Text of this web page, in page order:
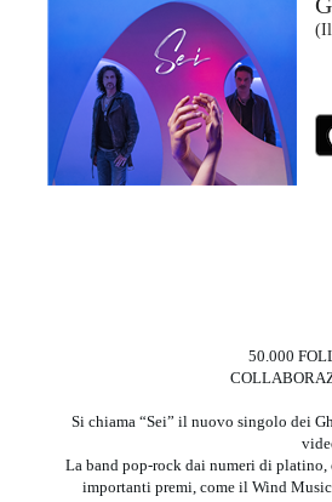
20:18:36
Satisfy
CALVIN HARRIS, JAZZY
Columbia (SME)
(Il
50.000
Si chiama “Sei” il nuovo singolo dei
La band pop-rock dai numeri di
importanti premi, come il Wind